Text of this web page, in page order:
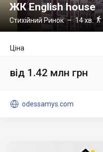
ЖК English house
Стихійний Ринок– 14 хв.
Ціна
від 1.42 млн грн
 odessamys.com